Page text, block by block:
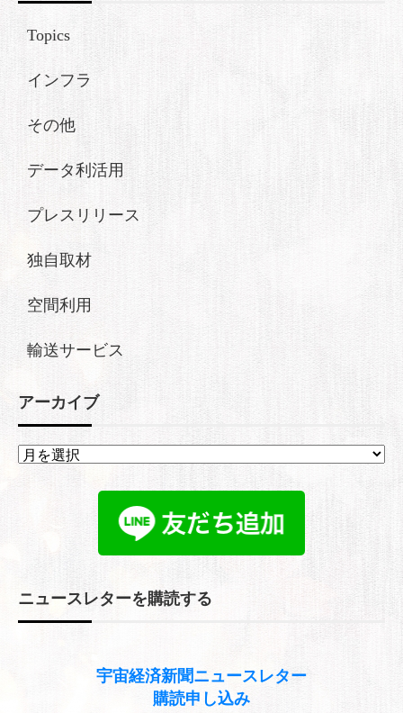
Topics
インフラ
その他
データ利活用
プレスリリース
独自取材
空間利用
輸送サービス
アーカイブ
ア
ー
ニュースレターを購読する
宇宙経済新聞ニュースレター
購読申し込み